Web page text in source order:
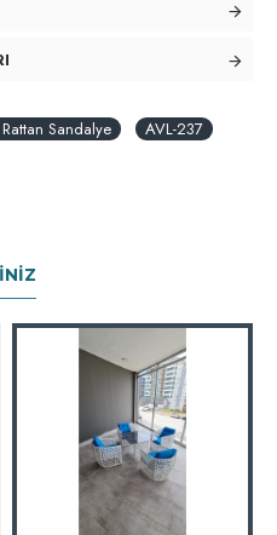
Sandalye
AVL-237